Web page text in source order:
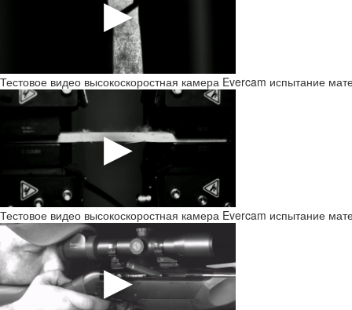
Тестовое видео высокоскоростная камера Evercam испытание
Тестовое видео высокоскоростная камера Evercam испытание